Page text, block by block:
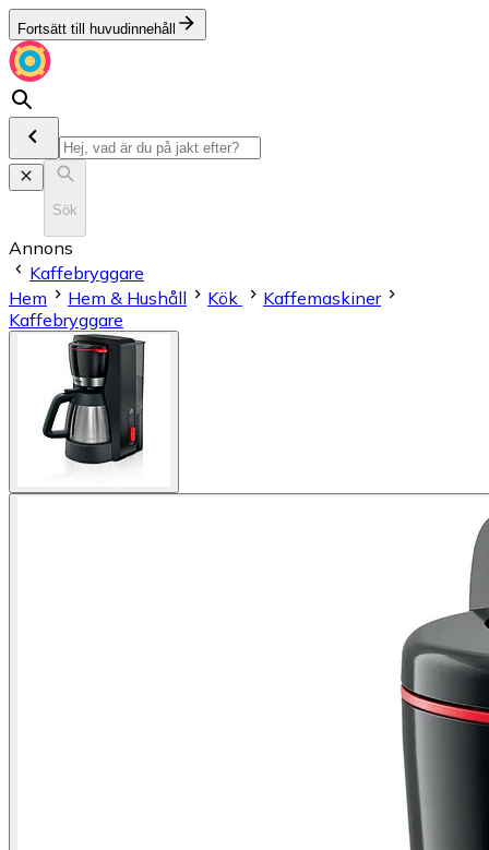
Fortsätt till huvudinnehåll
Sök
Annons
Kaffebryggare
Hem
Hem & Hushåll Kök
Kaffemaskiner
Kaffebryggare